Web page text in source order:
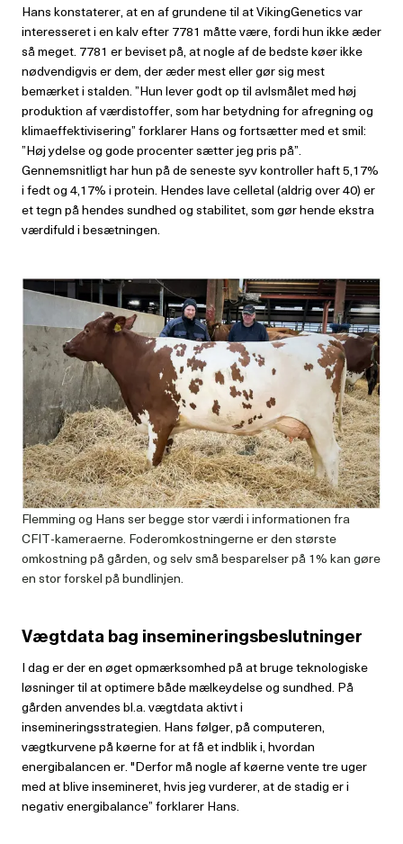
Hans konstaterer, at en af grundene til at VikingGenetics var
interesseret i en kalv efter 7781 måtte være, fordi hun ikke æder
så meget. 7781 er beviset på, at nogle af de bedste køer ikke
nødven­digvis er dem, der æder mest eller gør sig mest
bemærket i stalden. ”Hun lever godt op til avlsmålet med høj
produk­tion af værdistoffer, som har betydning for afregning og
klimaeffektivisering” forklarer Hans og fortsætter med et smil:
”Høj ydelse og gode procenter sætter jeg pris på”.
Gennemsnitligt har hun på de seneste syv kontroller haft 5,17%
i fedt og 4,17% i protein. Hendes lave celle­tal (aldrig over 40) er
et tegn på hendes sundhed og stabilitet, som gør hende ekstra
værdifuld i besætningen.
Flemming og Hans ser begge stor værdi i informationen fra
CFIT-kameraerne. Foderomkostningerne er den største
omkostning på gården, og selv små besparelser på 1% kan gøre
en stor forskel på bundlinjen.
Vægtdata bag insemineringsbeslutninger
I dag er der en øget opmærksomhed på at bruge teknologiske
løsninger til at opti­mere både mælkeydelse og sundhed. På
gården anvendes bl.a. vægtdata aktivt i
insemineringsstrategien. Hans følger, på computeren,
vægtkurvene på køerne for at få et indblik i, hvordan
energibalan­cen er. "Derfor må nogle af køerne vente tre uger
med at blive insemineret, hvis jeg vurderer, at de stadig er i
negativ energibalance” forklarer Hans.